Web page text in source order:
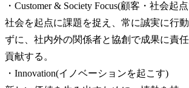
・Customer & Society Focus(顧客・社会起
社会を起点に課題を捉え、常に誠実に行
ずに、社内外の関係者と協創で成果に責
貢献する。
・Innovation(イノベーションを起こす)